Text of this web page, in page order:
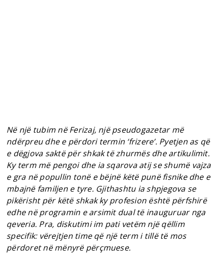
Në një tubim në Ferizaj, një pseudogazetar më
ndërpreu dhe e përdori termin ‘frizere’. Pyetjen as që
e dëgjova saktë për shkak të zhurmës dhe artikulimit.
Ky term më pengoi dhe ia sqarova atij se shumë vajza
e gra në popullin tonë e bëjnë këtë punë fisnike dhe e
mbajnë familjen e tyre. Gjithashtu ia shpjegova se
pikërisht për këtë shkak ky profesion është përfshirë
edhe në programin e arsimit dual të inauguruar nga
qeveria. Pra, diskutimi im pati vetëm një qëllim
specifik: vërejtjen time që një term i tillë të mos
përdoret në mënyrë përçmuese.